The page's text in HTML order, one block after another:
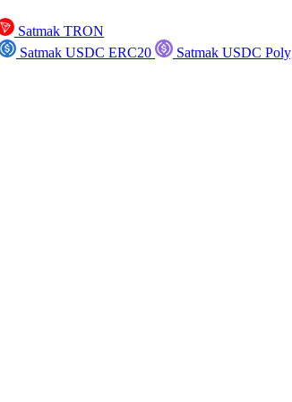
Satmak TRON
Satmak USDC ERC20
Satmak USDC